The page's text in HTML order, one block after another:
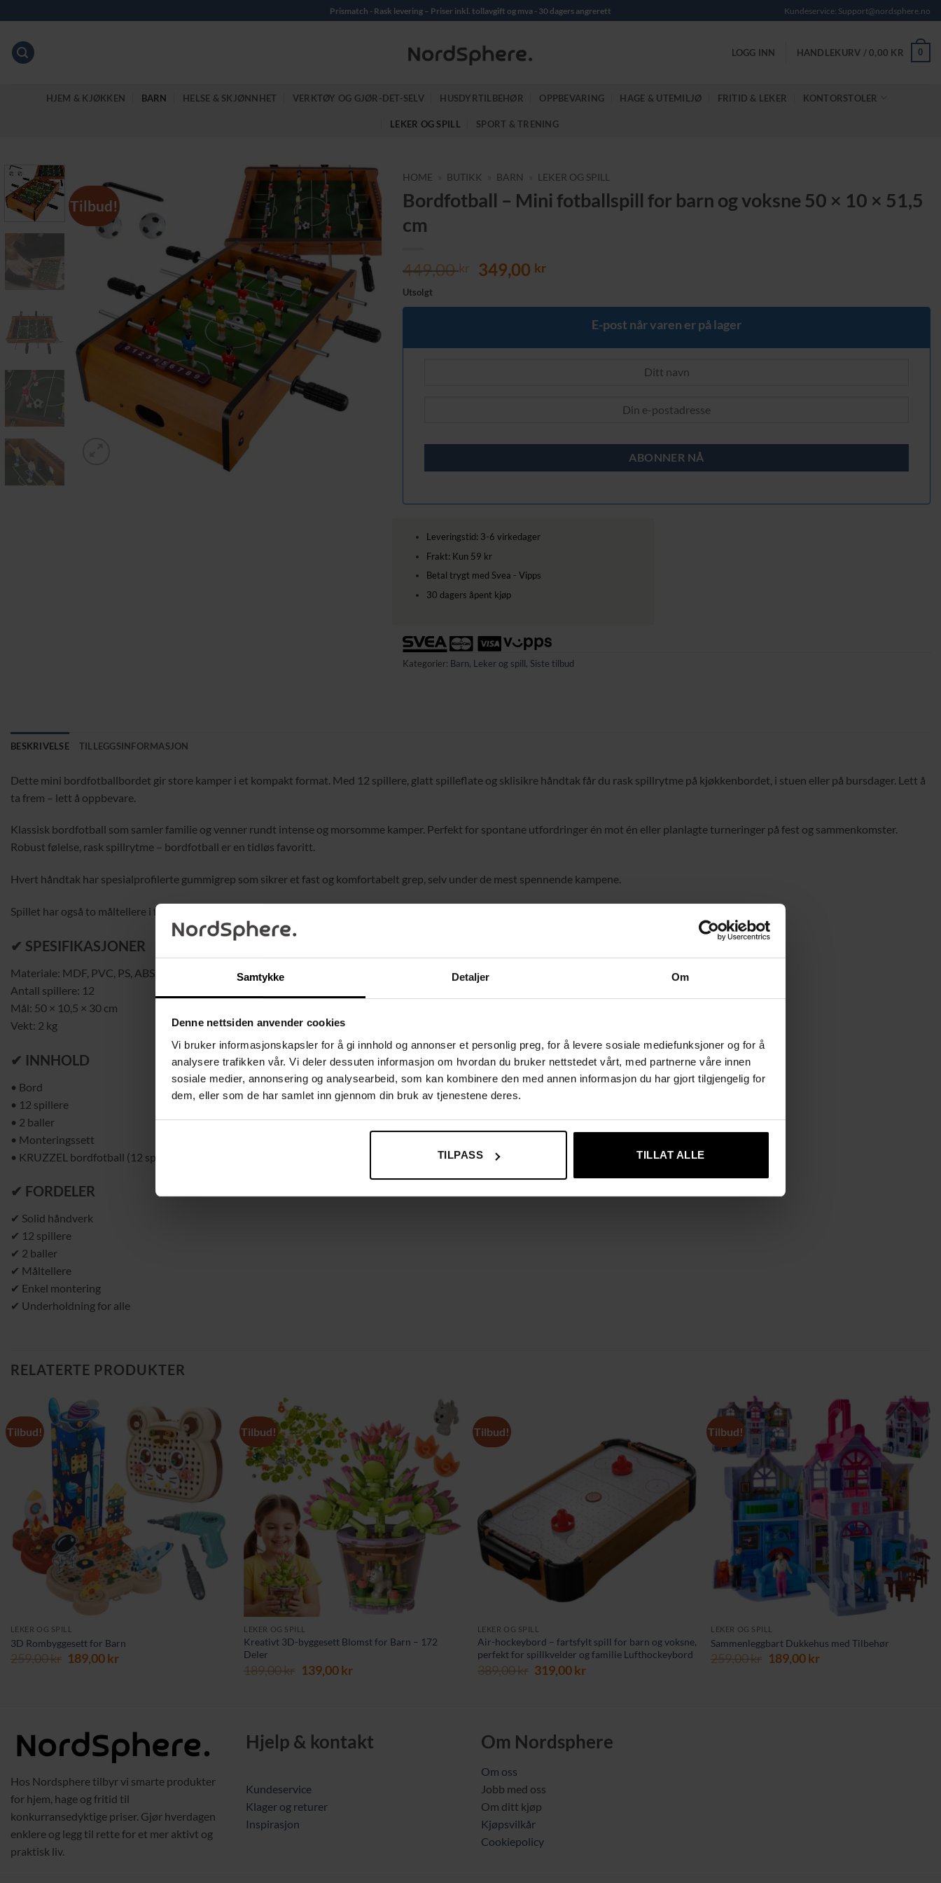
Samtykke Detaljer Om
Denne nettsiden anvender cookies
Vi bruker informasjonskapsler for å gi innhold og annonser et personlig preg, for å levere sosiale mediefunksjoner og for å
analysere trafikken vår. Vi deler dessuten informasjon om hvordan du bruker nettstedet vårt, med partnerne våre innen
sosiale medier, annonsering og analysearbeid, som kan kombinere den med annen informasjon du har gjort tilgjengelig for
dem, eller som de har samlet inn gjennom din bruk av tjenestene deres.
TILPASS TILLAT ALLE
to
content
Prismatch - Rask levering – Priser inkl. tollavgift og mva - 30 dagers angrerett Kundeservice: Support@nordsphere.no
LOGG INN HANDLEKURV /0,00 KR 0
HJEM & KJØKKEN BARN HELSE & SKJØNNHET VERKTØY OG GJØR-DET-SELV HUSDYRTILBEHØR OPPBEVARING HAGE & UTEMILJØ FRITID & LEKER KONTORSTOLER
LEKER OG SPILL SPORT & TRENING
Tilbud!
HOME BUTIKK BARN LEKER OG SPILL
Bordfotball – Mini fotballspill for barn og voksne 50 × 10 × 51,5
cm
449,00kr Opprinnelig
var:
349,00 krNåværende
er:
349,00 kr.
Utsolgt
E-post når varen er på lager
Leveringstid: 3-6 virkedager
Frakt: Kun 59 kr
Betal trygt med Svea - Vipps
30 dagers åpent kjøp
Kategorier: Barn, Leker og spill, Siste tilbud
BESKRIVELSE TILLEGGSINFORMASJON
Dette mini bordfotballbordet gir store kamper i et kompakt format. Med 12 spillere, glatt spilleflate og sklisikre håndtak får du rask spillrytme på kjøkkenbordet, i stuen eller på bursdager. Lett å
ta frem – lett å oppbevare.
Klassisk bordfotball som samler familie og venner rundt intense og morsomme kamper. Perfekt for spontane utfordringer én mot én eller planlagte turneringer på fest og sammenkomster.
Robust følelse, rask spillrytme – bordfotball er en tidløs favoritt.
Hvert håndtak har spesialprofilerte gummigrep som sikrer et fast og komfortabelt grep, selv under de mest spennende kampene.
Spillet har også to måltellere i form av skyveregistre, slik at du enkelt kan følge stillingen og unngå juks. Bare de beste vinner.
✔ SPESIFIKASJONER
Materiale: MDF, PVC, PS, ABS, PP, rustfritt stål
Antall spillere: 12
Mål: 50 × 10,5 × 30 cm
Vekt: 2 kg
✔ INNHOLD
• Bord
• 12 spillere
• 2 baller
• Monteringssett
• KRUZZEL bordfotball (12 spillere)
✔ FORDELER
✔ Solid håndverk
✔ 12 spillere
✔ 2 baller
✔ Måltellere
✔ Enkel montering
✔ Underholdning for alle
RELATERTE PRODUKTER
Tilbud!
LEKER OG SPILL
3D Rombyggesett for Barn
259,00kr Opprinnelig
189,00krNåværende
Tilbud!
LEKER OG SPILL
Kreativt 3D-byggesett Blomst for Barn – 172
Deler
189,00kr Opprinnelig
139,00krNåværende
Tilbud!
LEKER OG SPILL
Air-hockeybord – fartsfylt spill for barn og voksne,
perfekt for spillkvelder og familie Lufthockeybord
389,00kr Opprinnelig
319,00krNåværende
Tilbud!
LEKER OG SPILL
Sammenleggbart Dukkehus med Tilbehør
259,00kr Opprinnelig
189,00krNåværende
Hos Nordsphere tilbyr vi smarte produkter
for hjem, hage og fritid til
konkurransedyktige priser. Gjør hverdagen
enklere og legg til rette for et mer aktivt og
praktisk liv.
Hjelp & kontakt
Kundeservice
Klager og returer
Inspirasjon
Om Nordsphere
Om oss
Jobb med oss
Om ditt kjøp
Kjøpsvilkår
Cookiepolicy